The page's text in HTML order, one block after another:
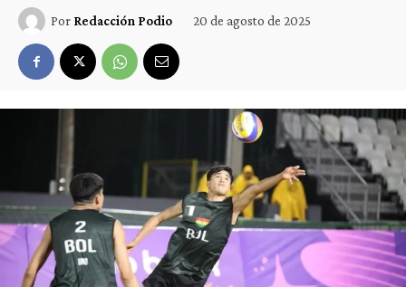
Por Redacción Podio 20 de agosto de 2025